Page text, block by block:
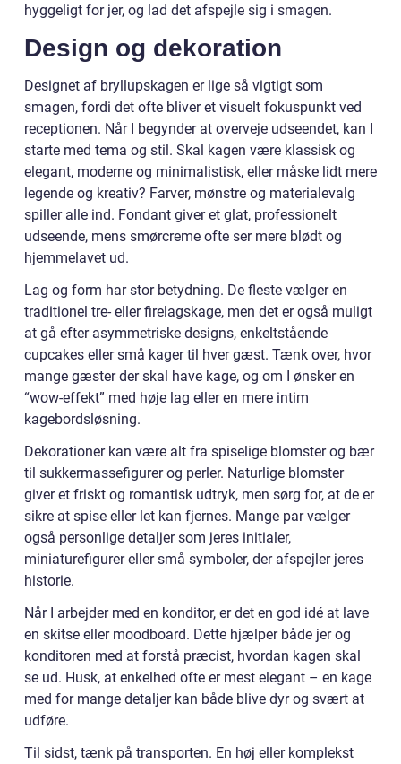
hyggeligt for jer, og lad det afspejle sig i smagen.
Design og dekoration
Designet af bryllupskagen er lige så vigtigt som
smagen, fordi det ofte bliver et visuelt fokuspunkt ved
receptionen. Når I begynder at overveje udseendet, kan I
starte med tema og stil. Skal kagen være klassisk og
elegant, moderne og minimalistisk, eller måske lidt mere
legende og kreativ? Farver, mønstre og materialevalg
spiller alle ind. Fondant giver et glat, professionelt
udseende, mens smørcreme ofte ser mere blødt og
hjemmelavet ud.
Lag og form har stor betydning. De fleste vælger en
traditionel tre- eller firelagskage, men det er også muligt
at gå efter asymmetriske designs, enkeltstående
cupcakes eller små kager til hver gæst. Tænk over, hvor
mange gæster der skal have kage, og om I ønsker en
“wow-effekt” med høje lag eller en mere intim
kagebordsløsning.
Dekorationer kan være alt fra spiselige blomster og bær
til sukkermassefigurer og perler. Naturlige blomster
giver et friskt og romantisk udtryk, men sørg for, at de er
sikre at spise eller let kan fjernes. Mange par vælger
også personlige detaljer som jeres initialer,
miniaturefigurer eller små symboler, der afspejler jeres
historie.
Når I arbejder med en konditor, er det en god idé at lave
en skitse eller moodboard. Dette hjælper både jer og
konditoren med at forstå præcist, hvordan kagen skal
se ud. Husk, at enkelhed ofte er mest elegant – en kage
med for mange detaljer kan både blive dyr og svært at
udføre.
Til sidst, tænk på transporten. En høj eller komplekst